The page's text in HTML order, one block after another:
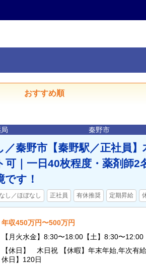
おすすめ順
秦野市
／秦野市【秦野駅／正社員
可｜一日40枚程度・薬剤師2
です！
し／ほぼなし 正社員 有休推奨 定期昇給
年収450万円〜500万円
【月火水金】8:30〜18:00【土】8:30〜12:00
【休日】 木日祝 【休暇】年末年始,年次有
休日】120日